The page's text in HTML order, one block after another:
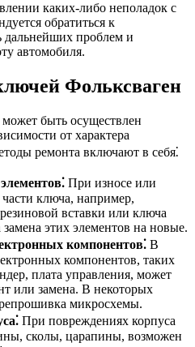
каких-либо неполадок с
обратиться к
дальнейших проблем и
автомобиля.
Фольксваген
быть осуществлен
от характера
ремонта включают в себя⁚
При износе или
ключа, например,
вставки или ключа
этих элементов на новые.
компонентов⁚ В
компонентов, таких
плата управления, может
или замена. В некоторых
микросхемы.
При повреждениях корпуса
сколы, царапины, возможен